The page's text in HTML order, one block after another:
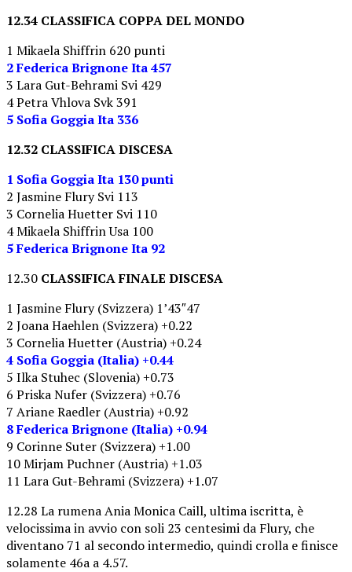
12.34 CLASSIFICA COPPA DEL MONDO
1 Mikaela Shiffrin 620 punti
2 Federica Brignone Ita 457
3 Lara Gut-Behrami Svi 429
4 Petra Vhlova Svk 391
5 Sofia Goggia Ita 336
12.32 CLASSIFICA DISCESA
1 Sofia Goggia Ita 130 punti
2 Jasmine Flury Svi 113
3 Cornelia Huetter Svi 110
4 Mikaela Shiffrin Usa 100
5 Federica Brignone Ita 92
12.30 CLASSIFICA FINALE DISCESA
1 Jasmine Flury (Svizzera) 1’43″47
2 Joana Haehlen (Svizzera) +0.22
3 Cornelia Huetter (Austria) +0.24
4 Sofia Goggia (Italia) +0.44
5 Ilka Stuhec (Slovenia) +0.73
6 Priska Nufer (Svizzera) +0.76
7 Ariane Raedler (Austria) +0.92
8 Federica Brignone (Italia) +0.94
9 Corinne Suter (Svizzera) +1.00
10 Mirjam Puchner (Austria) +1.03
11 Lara Gut-Behrami (Svizzera) +1.07
12.28 La rumena Ania Monica Caill, ultima iscritta, è
velocissima in avvio con soli 23 centesimi da Flury, che
diventano 71 al secondo intermedio, quindi crolla e finisce
solamente 46a a 4.57.